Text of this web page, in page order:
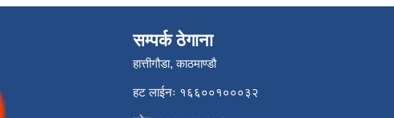
सम्पर्क ठेगाना
हात्तीगौडा, काठमाण्डौ
हट लाईनः १६६००१०००३२